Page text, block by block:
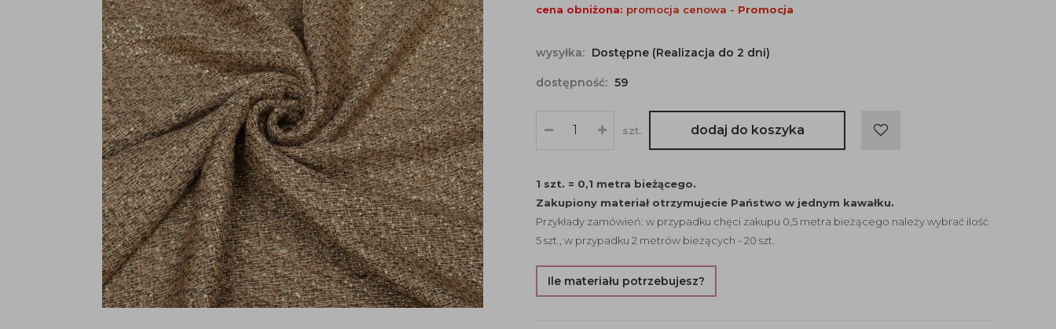
cena obniżona: promocja cenowa - Promocja
wysyłka: Dostępne (Realizacja do 2 dni)
dostępność: 59
szt. dodaj do koszyka
1 szt. = 0,1 metra bieżącego.
Zakupiony materiał otrzymujecie Państwo w jednym kawałku.
Przykłady zamówień: w przypadku chęci zakupu 0,5 metra bieżącego należy wybrać ilość
5 szt., w przypadku 2 metrów bieżących - 20 szt.
Ile materiału potrzebujesz?